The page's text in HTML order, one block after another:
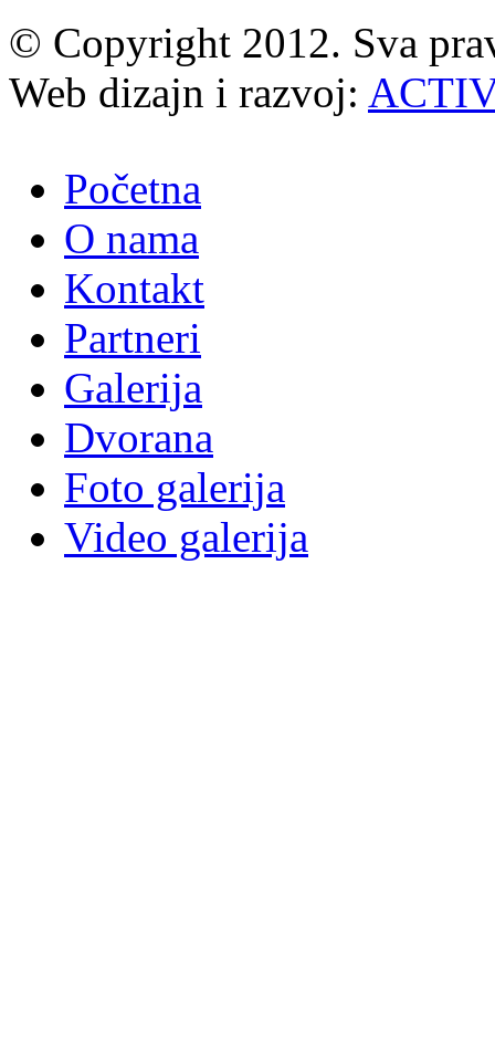
© Copyright 2012. Sva
Web dizajn i razvoj:
Početna
O nama
Kontakt
Partneri
Galerija
Dvorana
Foto galerija
Video galerija